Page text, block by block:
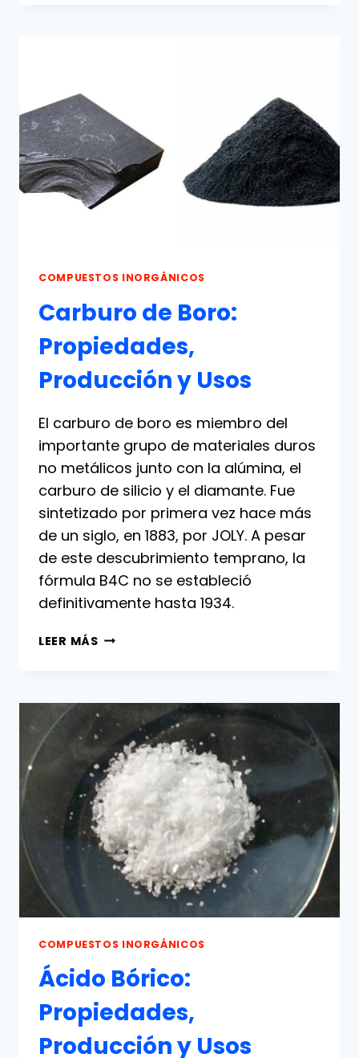
COMPUESTOS INORGÁNICOS
Carburo de Boro:
Propiedades,
Producción y Usos
El carburo de boro es miembro del
importante grupo de materiales duros
no metálicos junto con la alúmina, el
carburo de silicio y el diamante. Fue
sintetizado por primera vez hace más
de un siglo, en 1883, por JOLY. A pesar
de este descubrimiento temprano, la
fórmula B4C no se estableció
definitivamente hasta 1934.
LEER MÁSCARBURO
PRODUCCIÓN
Y
USOS
COMPUESTOS INORGÁNICOS
Ácido Bórico:
Propiedades,
Producción y Usos